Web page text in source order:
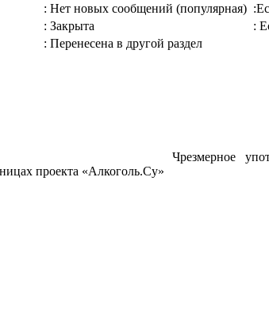
: Нет новых сообщений (популярная)
: Закрыта
:
: Перенесена в другой раздел
проекта «Алкоголь.Су»
Чрезмерное